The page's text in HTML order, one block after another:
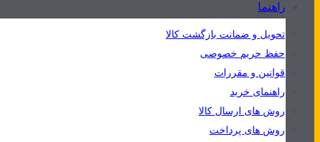
راهنما
تحویل و ضمانت بازگشت کالا
حفظ حریم خصوصی
قوانین و مقررات
راهنمای خرید
روش های ارسال کالا
روش های پرداخت